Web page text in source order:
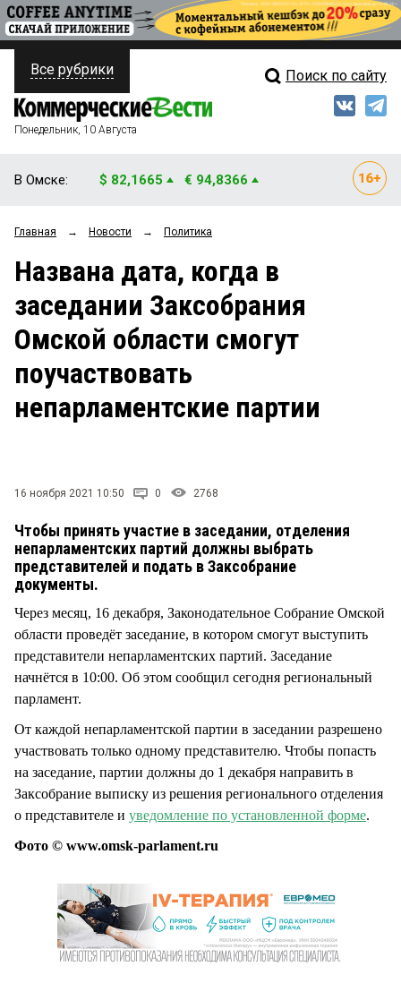
ПОЛИТИКА
ФИНАНСЫ
ОБЩЕСТВО
ЗАКОН
НОВОСТИ КОМПАНИЙ
СТИЛЬ ЖИЗНИ
Свежий выпуск
Рейтинги
Блоги
Архив
Все рубрики Поиск по сайту
Понедельник, 10 Августа
В Омске: $ 82,1665 € 94,8366
Главная → Новости → Политика
Названа дата, когда в
заседании Заксобрания
Омской области смогут
поучаствовать
непарламентские партии
16 ноября 2021 10:50 0 2768
Чтобы принять участие в заседании, отделения
непарламентских партий должны выбрать
представителей и подать в Заксобрание
документы.
Через месяц, 16 декабря, Законодательное Собрание Омской
области проведёт заседание, в котором смогут выступить
представители непарламентских партий. Заседание
начнётся в 10:00. Об этом сообщил сегодня региональный
парламент.
От каждой непарламентской партии в заседании разрешено
участвовать только одному представителю. Чтобы попасть
на заседание, партии должны до 1 декабря направить в
Заксобрание выписку из решения регионального отделения
о представителе и уведомление по установленной форме.
Фото © www.omsk-parlament.ru